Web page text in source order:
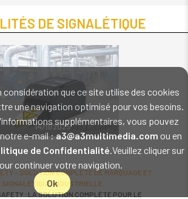
considération que ce site utilise des cookies
une navigation optimisé pour vos besoins.
supplémentaires, vous pouvez
e-mail :a3@a3multimedia.com ou en
de Confidentialité.Veuillez cliquer sur
continuer votre navigation.
Ok
DE SIGNALÉTIQUE
14/11/2025
- SOLUTION COMPLÈTE DE MARQUAGE ET
SIGNALÉTIQUE INDUSTRIELLE
: LA SOLUTION COMPLÈTE POUR LE